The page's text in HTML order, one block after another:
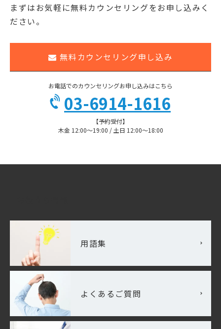
まずはお気軽に無料カウンセリングをお申し込みく
ださい。
無料カウンセリング申し込み
お電話でのカウンセリングお申し込みはこちら
03-6914-1616
【予約受付】
木金 12:00〜19:00 / 土日 12:00〜18:00
用語集
よくあるご質問